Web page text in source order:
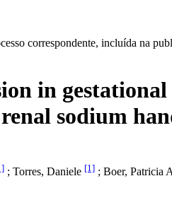
correspondente, incluída na
in
sodium
; Torres, Daniele [1] ; Boer, Patricia